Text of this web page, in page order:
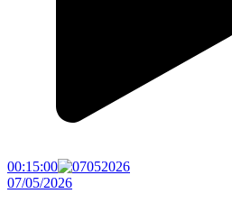
00:15:00
07/05/2026